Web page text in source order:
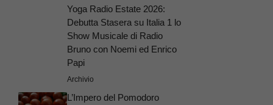
Yoga Radio Estate 2026:
Debutta Stasera su Italia 1 lo
Show Musicale di Radio
Bruno con Noemi ed Enrico
Papi
Archivio
L’Impero del Pomodoro